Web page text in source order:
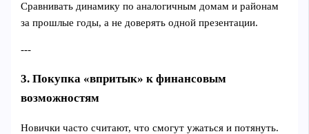
Сравнивать динамику по аналогичным домам и районам
за прошлые годы, а не доверять одной презентации.
---
3. Покупка «впритык» к финансовым
возможностям
Новички часто считают, что смогут ужаться и потянуть.